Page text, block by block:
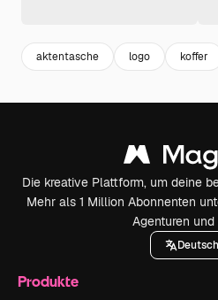
aktentasche logo koffer
Die kreative Plattform, um deine
Mehr als 1 Million Abonnenten
Agenturen und
Deutsch
Produkte